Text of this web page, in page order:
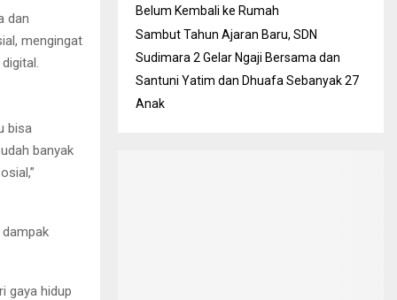
dan
mengingat
bisa
banyak
gaya hidup
Belum Kembali ke Rumah
Sambut Tahun Ajaran Baru, SDN
Sudimara 2 Gelar Ngaji Bersama dan
Santuni Yatim dan Dhuafa Sebanyak 27
Anak